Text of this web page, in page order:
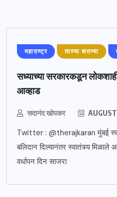
महाराष्ट्र ताज्या बातम्या
सध्याच्या सरकारकडून
आव्हाड
सदानंद खोपकर
Twitter : @therajkaran मुंबई
बलिदान दिल्यानंतर स्वातंत्र्य
वर्धापन दिन साजरा